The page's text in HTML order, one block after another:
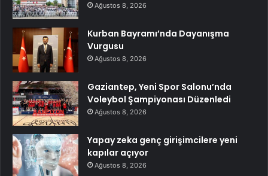
Ağustos 8, 2026
Kurban Bayramı’nda Dayanışma
Vurgusu
Ağustos 8, 2026
Gaziantep, Yeni Spor Salonu’nda
Voleybol Şampiyonası Düzenledi
Ağustos 8, 2026
Yapay zeka genç girişimcilere yeni
kapılar açıyor
Ağustos 8, 2026